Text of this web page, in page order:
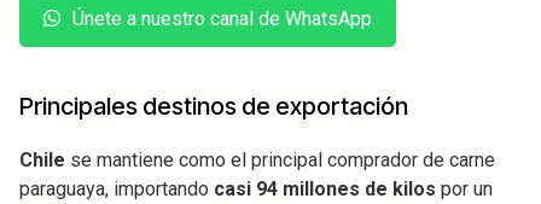
Únete a nuestro canal de WhatsApp
Principales destinos de exportación
Chile se mantiene como el principal comprador de carne
paraguaya, importando casi 94 millones de kilos por un